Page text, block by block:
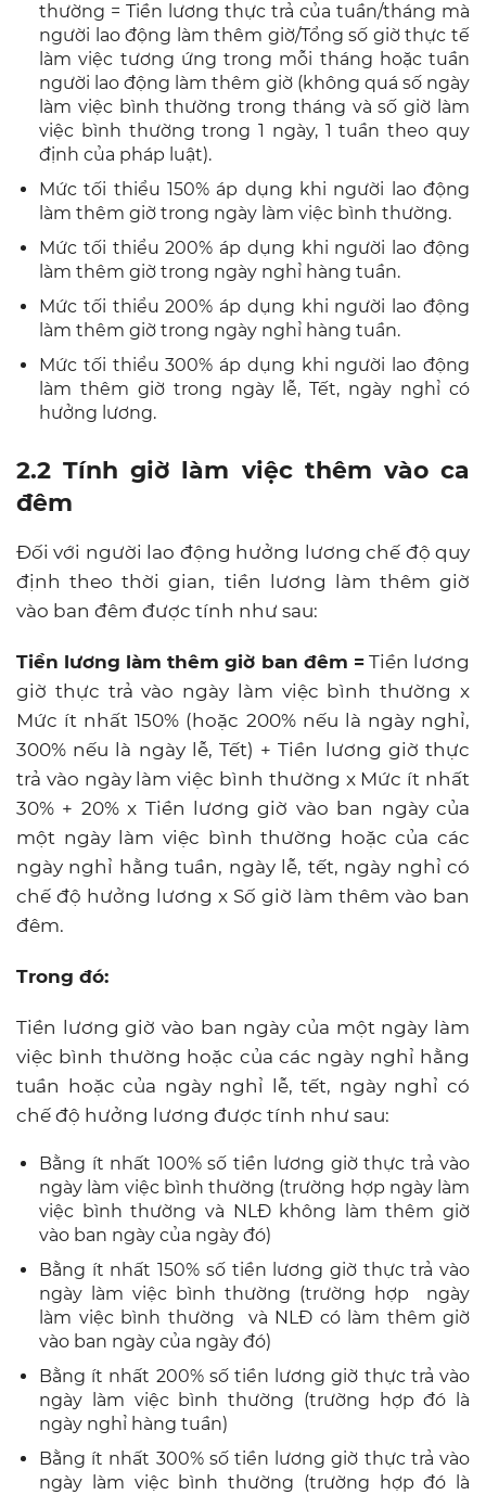
thường = Tiền lương thực trả của tuần/tháng mà
người lao động làm thêm giờ/Tổng số giờ thực tế
làm việc tương ứng trong mỗi tháng hoặc tuần
người lao động làm thêm giờ (không quá số ngày
làm việc bình thường trong tháng và số giờ làm
việc bình thường trong 1 ngày, 1 tuần theo quy
định của pháp luật).
Mức tối thiểu 150% áp dụng khi người lao động
làm thêm giờ trong ngày làm việc bình thường.
Mức tối thiểu 200% áp dụng khi người lao động
làm thêm giờ trong ngày nghỉ hàng tuần.
Mức tối thiểu 200% áp dụng khi người lao động
làm thêm giờ trong ngày nghỉ hàng tuần.
Mức tối thiểu 300% áp dụng khi người lao động
làm thêm giờ trong ngày lễ, Tết, ngày nghỉ có
hưởng lương.
2.2 Tính giờ làm việc thêm vào ca
đêm
Đối với người lao động hưởng lương chế độ quy
định theo thời gian, tiền lương làm thêm giờ
vào ban đêm được tính như sau:
Tiền lương làm thêm giờ ban đêm =Tiền lương
giờ thực trả vào ngày làm việc bình thường x
Mức ít nhất 150% (hoặc 200% nếu là ngày nghỉ,
300% nếu là ngày lễ, Tết) + Tiền lương giờ thực
trả vào ngày làm việc bình thường x Mức ít nhất
30% + 20% x Tiền lương giờ vào ban ngày của
một ngày làm việc bình thường hoặc của các
ngày nghỉ hằng tuần, ngày lễ, tết, ngày nghỉ có
chế độ hưởng lương x Số giờ làm thêm vào ban
đêm.
Trong đó:
Tiền lương giờ vào ban ngày của một ngày làm
việc bình thường hoặc của các ngày nghỉ hằng
tuần hoặc của ngày nghỉ lễ, tết, ngày nghỉ có
chế độ hưởng lương được tính như sau:
Bằng ít nhất 100% số tiền lương giờ thực trả vào
ngày làm việc bình thường (trường hợp ngày làm
việc bình thường và NLĐ không làm thêm giờ
vào ban ngày của ngày đó)
Bằng ít nhất 150% số tiền lương giờ thực trả vào
ngày làm việc bình thường (trường hợp ngày
làm việc bình thường và NLĐ có làm thêm giờ
vào ban ngày của ngày đó)
Bằng ít nhất 200% số tiền lương giờ thực trả vào
ngày làm việc bình thường (trường hợp đó là
ngày nghỉ hàng tuần)
Bằng ít nhất 300% số tiền lương giờ thực trả vào
ngày làm việc bình thường (trường hợp đó là